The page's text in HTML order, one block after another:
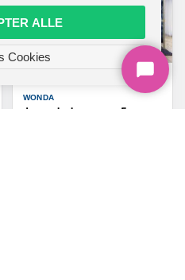
WONDA
Japansk skærmvæg 5
ALLE
Cookies